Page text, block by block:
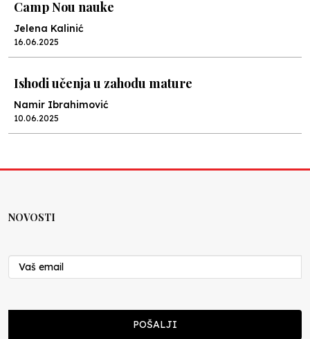
Camp Nou nauke
Jelena Kalinić
16.06.2025
Ishodi učenja u zahodu mature
Namir Ibrahimović
10.06.2025
Nenad Veličković
29.10.2024
Cuke i djeca
NOVOSTI
POŠALJI